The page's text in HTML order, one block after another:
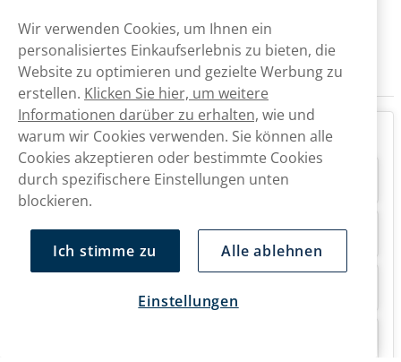
Bitte beachte, dass bei allen Bestellungen eine Altersprüfung
sowie eine Unterschrift bei der Zustellung erforderlich sind.
FAQ
Ist Helwit Snus in der Schweiz erhältlich?
Kann ich Helwit in der Schweiz kaufen?
Wir verwenden Cookies, um Ihnen ein
personalisiertes Einkaufserlebnis zu bieten, die
Website zu optimieren und gezielte Werbung zu
erstellen. Klicken Sie hier, um weitere
Informationen darüber zu erhalten, wie und
warum wir Cookies verwenden. Sie können alle
Cookies akzeptieren oder bestimmte Cookies
durch spezifischere Einstellungen unten
blockieren.
Ich stimme zu Alle ablehnen
Einstellungen